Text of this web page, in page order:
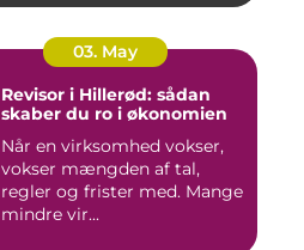
03. May
Revisor i Hillerød: sådan
skaber du ro i økonomien
Når en virksomhed vokser,
vokser mængden af tal,
regler og frister med. Mange
mindre vir...